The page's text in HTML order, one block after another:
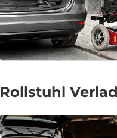
Rollstuhl